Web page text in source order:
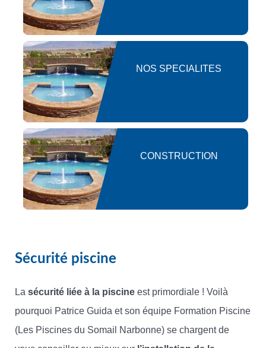
NOS SPECIALITES
CONSTRUCTION
Sécurité piscine
La sécurité liée à la piscine est primordiale ! Voilà
pourquoi Patrice Guida et son équipe Formation Piscine
(Les Piscines du Somail Narbonne) se chargent de